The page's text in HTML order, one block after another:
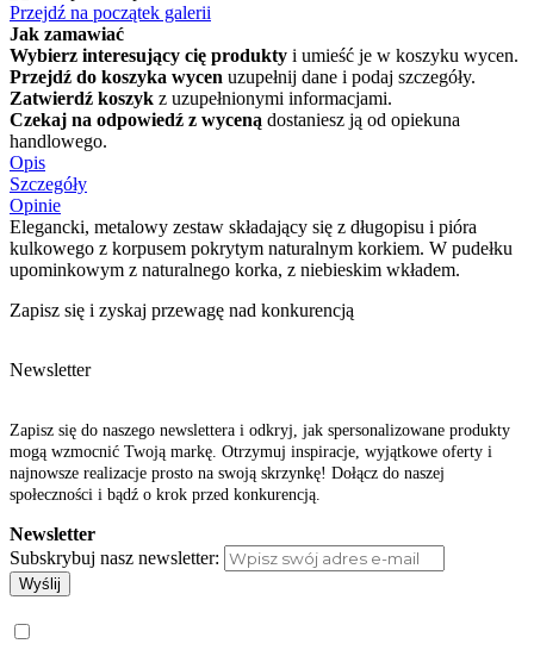
Przejdź na początek galerii
Jak zamawiać
Wybierz interesujący cię produkty i umieść je w koszyku wycen.
Przejdź do koszyka wycen uzupełnij dane i podaj szczegóły.
Zatwierdź koszyk z uzupełnionymi informacjami.
Czekaj na odpowiedź z wyceną dostaniesz ją od opiekuna
handlowego.
Opis
Szczegóły
Opinie
Elegancki, metalowy zestaw składający się z długopisu i pióra
kulkowego z korpusem pokrytym naturalnym korkiem. W pudełku
upominkowym z naturalnego korka, z niebieskim wkładem.
Zapisz się i zyskaj przewagę nad konkurencją
Newsletter
Zapisz się do naszego newslettera i odkryj, jak spersonalizowane produkty
mogą wzmocnić Twoją markę. Otrzymuj inspiracje, wyjątkowe oferty i
najnowsze realizacje prosto na swoją skrzynkę! Dołącz do naszej
społeczności i bądź o krok przed konkurencją.
Newsletter
Subskrybuj nasz newsletter:
Wyślij